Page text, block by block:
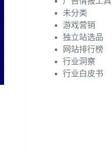
未分类
游戏营销
独立站选品
网站排行榜
行业洞察
行业白皮书